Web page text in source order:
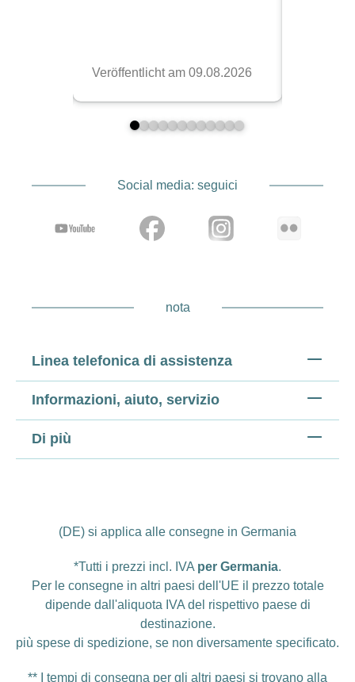
Social media: seguici
nota
Linea telefonica di assistenza
Informazioni, aiuto, servizio
Di più
(DE) si applica alle consegne in Germania
*Tutti i prezzi incl. IVA per Germania.
Per le consegne in altri paesi dell'UE il prezzo totale
dipende dall'aliquota IVA del rispettivo paese di
destinazione.
più spese di spedizione, se non diversamente specificato.
** I tempi di consegna per gli altri paesi si trovano alla